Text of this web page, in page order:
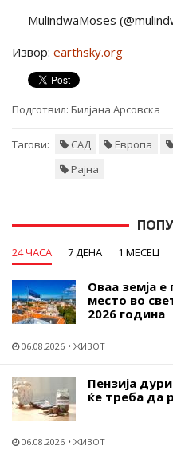
— MulindwaMoses
Извор: earthsky.org
Подготвил: Билјана Арсовска
Тагови: САД Европа
Рајна
24 ЧАСА 7 ДЕНА 1 МЕСЕЦ
Оваа земја е
место во
2026 година
06.08.2026 ЖИВОТ
Пензија
ќе треба да
06.08.2026 ЖИВОТ